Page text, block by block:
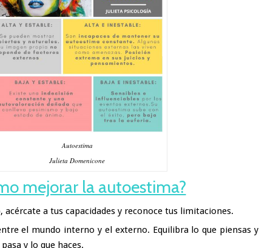
Autoestima
Julieta Domenicone
mejorar la autoestima?
a tus capacidades y reconoce tus limitaciones.
el mundo interno y el externo. Equilibra lo que piensas y
y lo que haces.